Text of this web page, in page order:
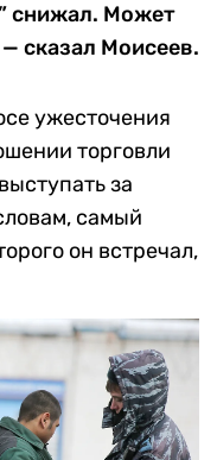
снижал. Может
сказал Моисеев.
ужесточения
торговли
за
самый
он встречал,